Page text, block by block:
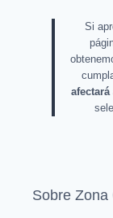
Si
Sobre Zona